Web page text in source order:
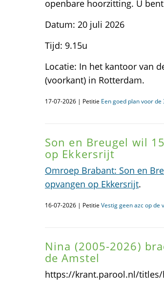
openbare hoorzitting. U
Datum: 20 juli 2026
Tijd: 9.15u
Locatie: In het kantoor van
(voorkant) in Rotterdam.
17-07-2026 | Petitie Een goed plan voor
Son en Breugel wil
op Ekkersrijt
Omroep Brabant: Son en
opvangen op Ekkersrijt.
16-07-2026 | Petitie Vestig geen azc op de
Nina (2005-2026)
de Amstel
https://krant.parool.nl/titles/